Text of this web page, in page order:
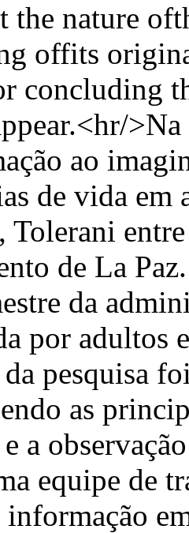
the nature
offits
concluding
ao
de vida em
Tolerani
de La
da
por adultos
pesquisa
as
a
equipe de